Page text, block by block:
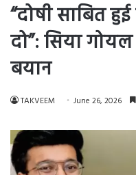
“दोषी साबित
दो”: सिया
बयान
TAKVEEM June 26, 2026